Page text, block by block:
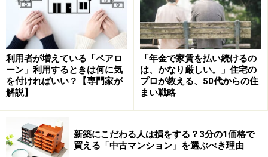
■築年数
マイホームを取得する際は、住宅ローン控除をはじめ、
税、相続時精算課税選択の特例、登録免許税、不動産取
得税など、さまざまな税の優遇があります。しかし、中
利用者が増えている「ペアロ
ーン」利用するときは何に気
を付ければいい？【専門家が
解説】
「年金で家賃を払い続けるの
は、かなり厳しい。」住宅の
プロが教える、50代からの住
まい戦略
新築にこだわる人は損をする？3分の1価格で
買える「中古マンション」を選ぶべき理由